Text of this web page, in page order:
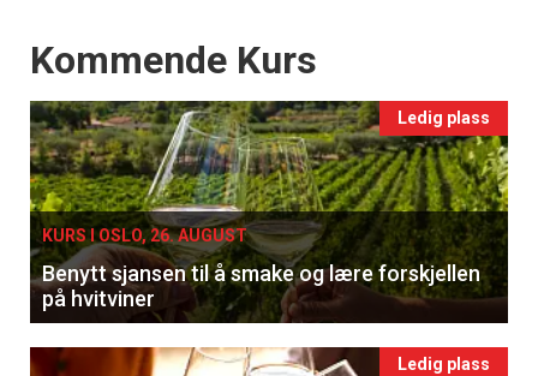
Events
Kommende Kurs
Ledig plass
KURS I OSLO, 26. AUGUST
Benytt sjansen til å smake og lære forskjellen
på hvitviner
Ledig plass